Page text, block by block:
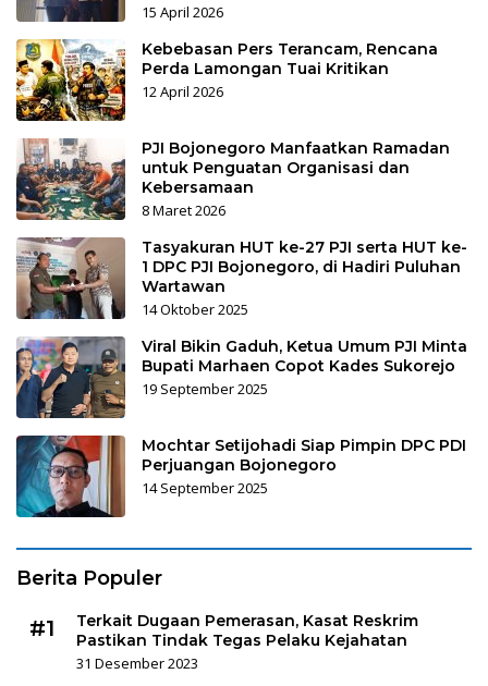
15 April 2026
Kebebasan Pers Terancam, Rencana
Perda Lamongan Tuai Kritikan
12 April 2026
PJI Bojonegoro Manfaatkan Ramadan
untuk Penguatan Organisasi dan
Kebersamaan
8 Maret 2026
Tasyakuran HUT ke-27 PJI serta HUT ke-
1 DPC PJI Bojonegoro, di Hadiri Puluhan
Wartawan
14 Oktober 2025
Viral Bikin Gaduh, Ketua Umum PJI Minta
Bupati Marhaen Copot Kades Sukorejo
19 September 2025
Mochtar Setijohadi Siap Pimpin DPC PDI
Perjuangan Bojonegoro
14 September 2025
Berita Populer
#1
Terkait Dugaan Pemerasan, Kasat Reskrim
Pastikan Tindak Tegas Pelaku Kejahatan
31 Desember 2023